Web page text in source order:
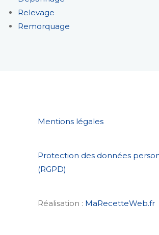
Relevage
Remorquage
Mentions légales
Protection des données
(RGPD)
Réalisation : MaRecetteWeb.fr